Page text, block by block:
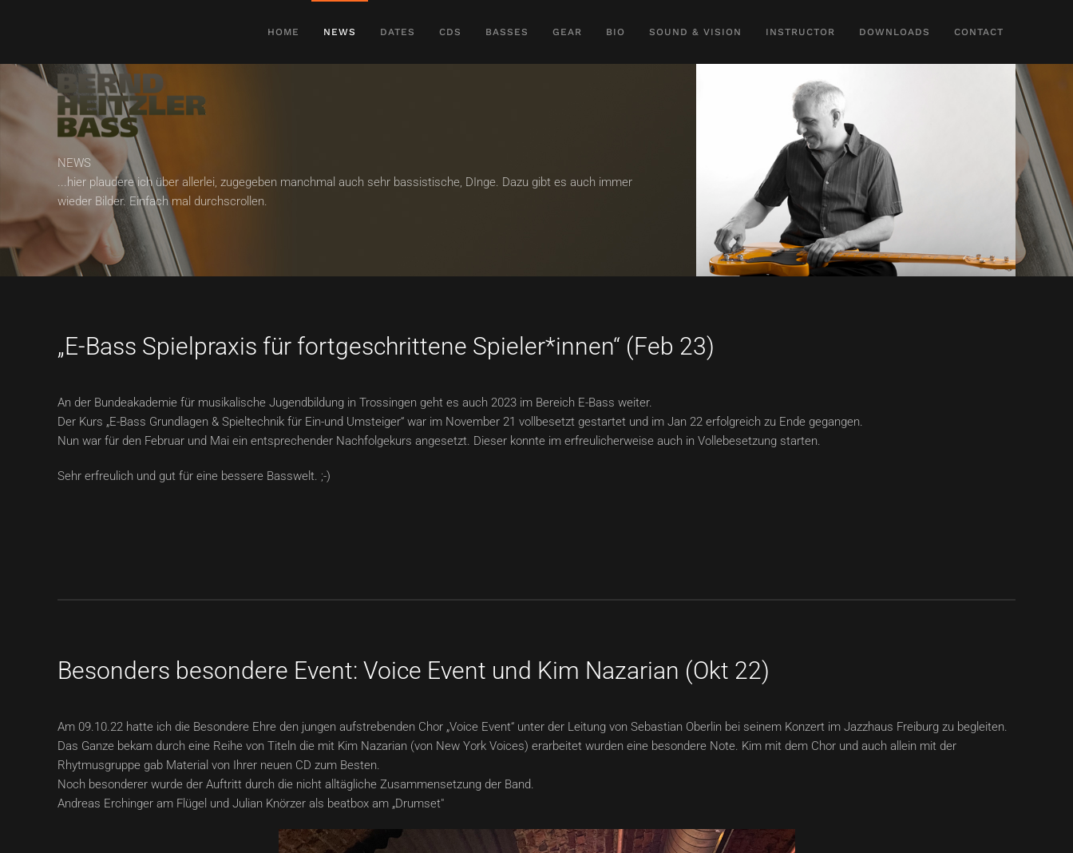
HOME NEWS DATES CDS BASSES GEAR BIO SOUND & VISION INSTRUCTOR DOWNLOADS CONTACT
NEWS
...hier plaudere ich über allerlei, zugegeben manchmal auch sehr bassistische, DInge. Dazu gibt es auch immer
wieder Bilder. Einfach mal durchscrollen.
„E-Bass Spielpraxis für fortgeschrittene Spieler*innen“ (Feb 23)
An der Bundeakademie für musikalische Jugendbildung in Trossingen geht es auch 2023 im Bereich E-Bass weiter.
Der Kurs „E-Bass Grundlagen & Spieltechnik für Ein-und Umsteiger“ war im November 21 vollbesetzt gestartet und im Jan 22 erfolgreich zu Ende gegangen.
Nun war für den Februar und Mai ein entsprechender Nachfolgekurs angesetzt. Dieser konnte im erfreulicherweise auch in Vollebesetzung starten.
Sehr erfreulich und gut für eine bessere Basswelt. ;-)
Besonders besondere Event: Voice Event und Kim Nazarian (Okt 22)
Am 09.10.22 hatte ich die Besondere Ehre den jungen aufstrebenden Chor „Voice Event“ unter der Leitung von Sebastian Oberlin bei seinem Konzert im Jazzhaus Freiburg zu begleiten.
Das Ganze bekam durch eine Reihe von Titeln die mit Kim Nazarian (von New York Voices) erarbeitet wurden eine besondere Note. Kim mit dem Chor und auch allein mit der
Rhytmusgruppe gab Material von Ihrer neuen CD zum Besten.
Noch besonderer wurde der Auftritt durch die nicht alltägliche Zusammensetzung der Band.
Andreas Erchinger am Flügel und Julian Knörzer als beatbox am „Drumset"